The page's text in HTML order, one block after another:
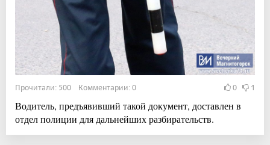
Прочитали: 500 Комментарии: 0 0 1
Водитель, предъявивший такой документ, доставлен в
отдел полиции для дальнейших разбирательств.